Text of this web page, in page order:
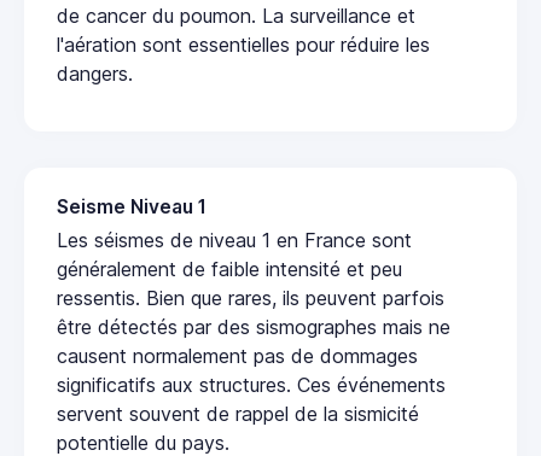
de cancer du poumon. La surveillance et
l'aération sont essentielles pour réduire les
dangers.
Seisme Niveau 1
Les séismes de niveau 1 en France sont
généralement de faible intensité et peu
ressentis. Bien que rares, ils peuvent parfois
être détectés par des sismographes mais ne
causent normalement pas de dommages
significatifs aux structures. Ces événements
servent souvent de rappel de la sismicité
potentielle du pays.